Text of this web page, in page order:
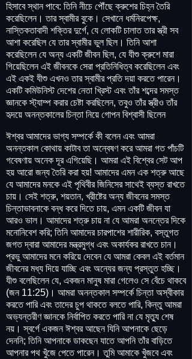
হিসাবে স্থান পাবে: তিনি নীচে পৌঁছে ক্রুশের চিহ্ন তৈরি
করেছিলেন। তার স্বামীর বুকে। সেখানে ধর্মনিরপেক্ষ,
নাস্তিকতাবাদী শক্তির দুর্গে, যে লোকটি চালাত তার স্ত্রী সব
আশা করেছিল যে তার স্বামীর ভুল ছিল। তিনি আশা
করেছিলেন যে অন্য একটি জীবন ছিল, যে যীশু ক্রুশে মারা
গিয়েছিলেন এই জীবনকে সেরা প্রতিনিধিত্ব করেছিলেন এবং
এই একই যীশু এখনও তার স্বামীর প্রতি দয়া করতে পারেন।
একটি কমিউনিস্ট দেশের নেতা খ্রিস্ট এবং তাঁর শব্দের সমস্ত
জ্ঞানকে স্ট্যাম্প করার চেষ্টা করছিলেন, তবুও তাঁর স্ত্রীও তাঁর
হৃদয়ে অনন্তকালের চিন্তা নিয়ে গোপন বিশ্বাসী ছিলেন
ঈশ্বর আমাদের ভাগ্য সম্পর্কে কী বলেন এবং আমরা
অনন্তকাল কোথায় কাটাব তা অন্বেষণ করে আমরা গত পাঁচটি
গবেষণায় অনেক দূর এগিয়েছি। আমরা এই বিশ্বের সেট আপ
হয় আরো জন্য তৈরি করা হয়! আমাদের এমন এক শত্রু আছে
যে আমাদের মনকে এই পৃথিবীর জিনিসের সাথেই ব্যস্ত রাখতে
চায়। সেই শত্রু, শয়তান, খ্রীষ্টের অন্য জীবনের সমস্ত
চিন্তাভাবনাকে বন্ধ করে দিতে চায়, এমন একটি জীবন যা
আরও ভাল। আমাদের শত্রু চায় না যে আমরা অনন্তের দিকে
মনোনিবেশ করি; তিনি আমাদের চারপাশের শারীরিক, বস্তুগত
জগত দ্বারা আমাদের মন্ত্রমুগ্ধ এবং অকার্যকর রাখতে চান।
প্রভু আমাদের মনে করিয়ে দেবেন যে আমরা কেবল এই বর্তমান
জীবনের মধ্য দিয়ে যাচ্ছি এবং অন্যের জন্য প্রস্তুত হচ্ছি।
যীশু বলেছিলেন যে, একজন মানুষ মারা গেলেও সে বেঁচে থাকবে
(জন 11:25)। আমরা অনন্তকাল সম্পর্কে চিন্তা অস্বীকার
করতে পারি এবং তাদের চুপ থাকতে বলতে পারি, কিন্তু আমরা
অভ্যন্তরীণ জ্ঞানকে নির্বাপিত করতে পারি না যে মৃত্যু শেষ
নয়। স্বর্গে একজন ঈশ্বর আছেন যিনি আপনাকে ছেড়ে
দেননি; তিনি আপনাকে ডাকছেন যাতে আপনি তাঁর বাড়িতে
আপনার পথ খুঁজে পেতে পারেন। তুমি আমাকে খুঁজবে এবং